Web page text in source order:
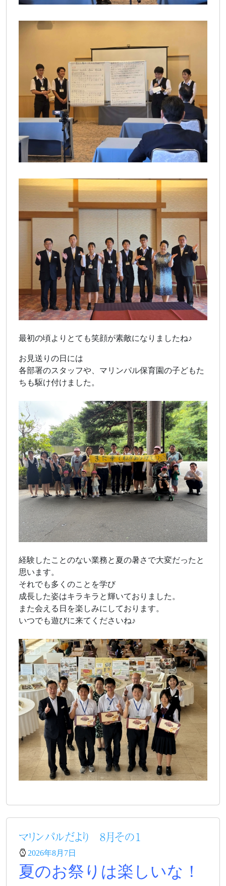
最初の頃よりとても笑顔が素敵になりましたね♪
お見送りの日には
各部署のスタッフや、マリンパル保育園の子どもた
ちも駆け付けました。
経験したことのない業務と夏の暑さで大変だったと
思います。
それでも多くのことを学び
成長した姿はキラキラと輝いておりました。
また会える日を楽しみにしております。
いつでも遊びに来てくださいね♪
マリンパルだより 8月その１
2026年8月7日
夏のお祭りは楽しいな！